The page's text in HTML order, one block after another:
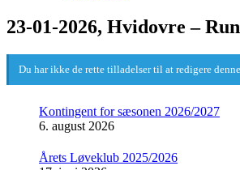
23-01-2026, Hvidovre –
Du har ikke de rette tilladelser til at redigere
Kontingent for sæsonen 2026/2027
6. august 2026
Årets Løveklub 2025/2026